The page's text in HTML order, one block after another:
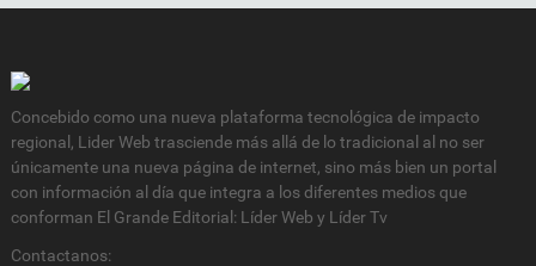
Concebido como una nueva plataforma tecnológica de impacto
regional, Lider Web trasciende más allá de lo tradicional al no ser
únicamente una nueva página de internet, sino más bien un portal
con información al día que integra a los diferentes medios que
conforman El Grande Editorial: Líder Web y Líder Tv
Contactanos: